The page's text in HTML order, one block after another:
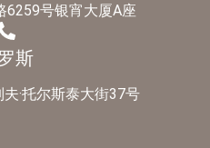
6259号银宵大厦A座
斯
·托尔斯泰大街37号